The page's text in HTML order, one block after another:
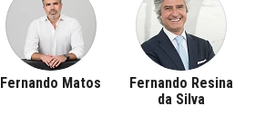
Fernando Matos
Fernando Resina
da Silva